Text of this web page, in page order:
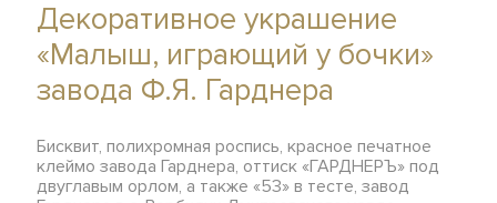
Декоративное украшение
«Малыш, играющий у бочки»
завода Ф.Я. Гарднера
Бисквит, полихромная роспись, красное печатное
клеймо завода Гарднера, оттиск «ГАРДНЕРЪ» под
двуглавым орлом, а также «53» в тесте, завод